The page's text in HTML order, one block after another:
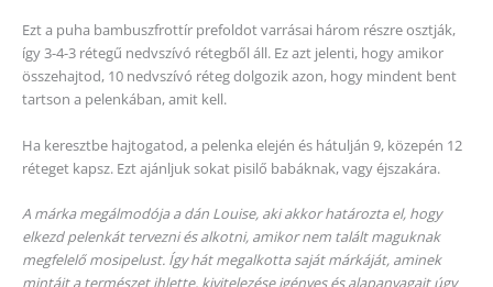
Ezt a puha bambuszfrottír prefoldot varrásai három részre osztják,
így 3-4-3 rétegű nedvszívó rétegből áll. Ez azt jelenti, hogy amikor
összehajtod, 10 nedvszívó réteg dolgozik azon, hogy mindent bent
tartson a pelenkában, amit kell.
Ha keresztbe hajtogatod, a pelenka elején és hátulján 9, közepén 12
réteget kapsz. Ezt ajánljuk sokat pisilő babáknak, vagy éjszakára.
A márka megálmodója a dán Louise, aki akkor határozta el, hogy
elkezd pelenkát tervezni és alkotni, amikor nem talált maguknak
megfelelő mosipelust. Így hát megalkotta saját márkáját, aminek
mintáit a természet ihlette, kivitelezése igényes és alapanyagait úgy